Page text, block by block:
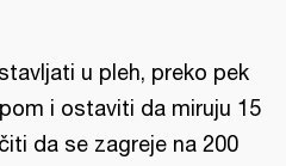
u pleh, preko pek
i ostaviti da miruju 15
da se zagreje na 200